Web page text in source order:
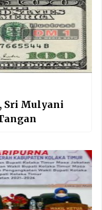
Sri Mulyani